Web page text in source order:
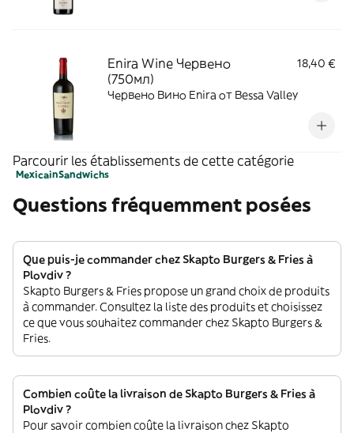
Enira Wine Червено
(750мл)
18,40 €
Червено Вино Enira от Bessa Valley
Parcourir les établissements de cette catégorie
MexicainSandwichs
Questions fréquemment posées
Que puis-je commander chez Skapto Burgers & Fries à
Plovdiv ?
Skapto Burgers & Fries propose un grand choix de produits
à commander. Consultez la liste des produits et choisissez
ce que vous souhaitez commander chez Skapto Burgers &
Fries.
Combien coûte la livraison de Skapto Burgers & Fries à
Plovdiv ?
Pour savoir combien coûte la livraison chez Skapto